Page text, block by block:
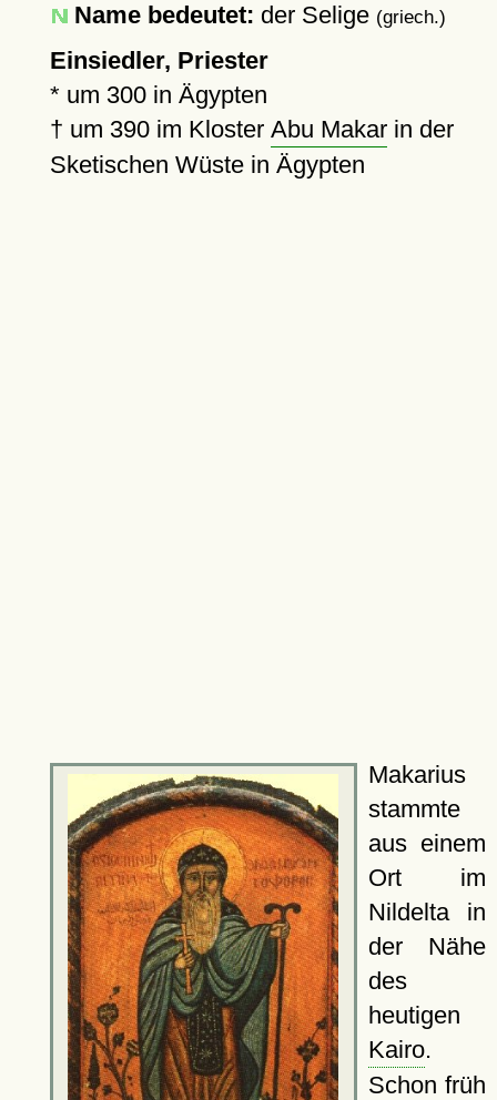
Name bedeutet: der Selige (griech.)
Einsiedler, Priester
* um 300in Ägypten
† um 390im Kloster Abu Makarin der
Sketischen Wüste in Ägypten
Makarius
stammte
aus einem
Ort im
Nildelta in
der Nähe
des
heutigen
Kairo.
Schon früh